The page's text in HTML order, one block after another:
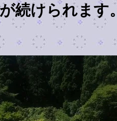
続けられます